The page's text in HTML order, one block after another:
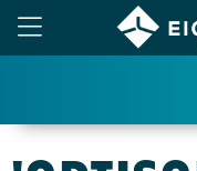
Relatiepakketten
Custom made
Binnenreclame